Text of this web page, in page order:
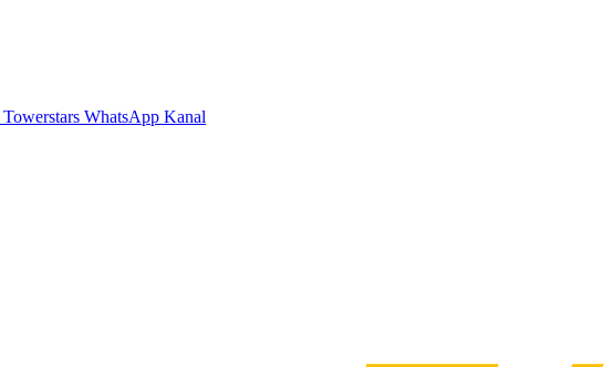
Towerstars WhatsApp Kanal